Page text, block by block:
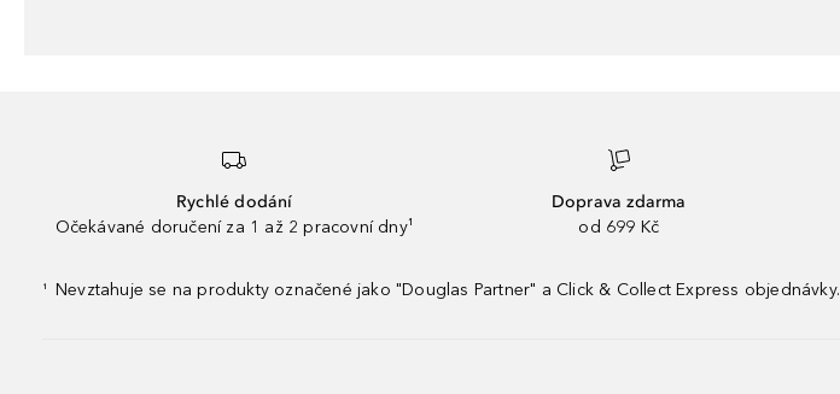
Rychlé dodání
Očekávané doručení za 1 až 2 pracovní dny¹
Doprava zdarma
od 699 Kč
¹ Nevztahuje se na produkty označené jako "Douglas Partner" a Click & Collect Express objednávky.